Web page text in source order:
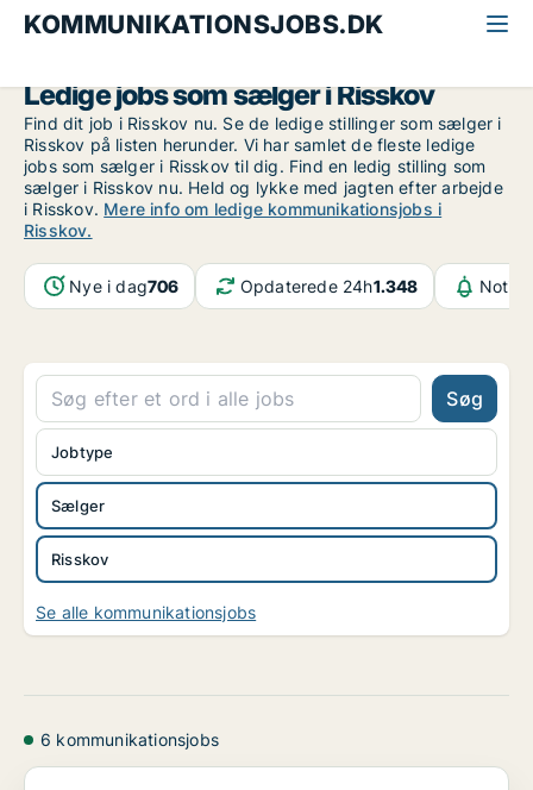
KOMMUNIKATIONSJOBS.DK
Ledige jobs som sælger i Risskov
Find dit job i Risskov nu. Se de ledige stillinger som sælger i
Risskov på listen herunder. Vi har samlet de fleste ledige
jobs som sælger i Risskov til dig. Find en ledig stilling som
sælger i Risskov nu. Held og lykke med jagten efter arbejde
i Risskov. Mere info om ledige kommunikationsjobs i
Risskov.
Nye i dag706 Opdaterede 24h1.348
Søg
Sælger
Risskov
Jobtype
Se alle kommunikationsjobs
6 kommunikationsjobs
Salgsrådgiver til Volkswagen Risskov - En del af S...